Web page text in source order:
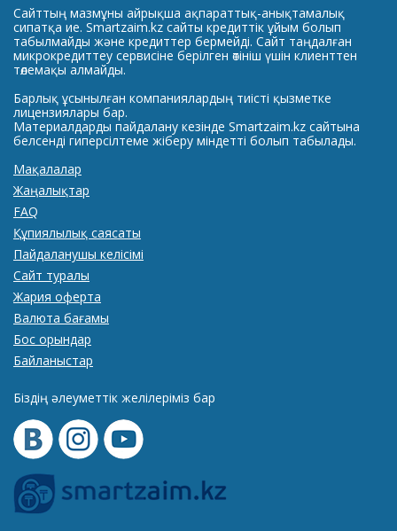
Сайттың мазмұны айрықша ақпараттық-анықтамалық
сипатқа ие. Smartzaim.kz сайты кредиттік ұйым болып
табылмайды және кредиттер бермейді. Сайт таңдалған
микрокредиттеу сервисіне берілген өтініш үшін клиенттен
төлемақы алмайды.
Барлық ұсынылған компаниялардың тиісті қызметке
лицензиялары бар.
Материалдарды пайдалану кезінде Smartzaim.kz сайтына
белсенді гиперсілтеме жіберу міндетті болып табылады.
Мақалалар
Жаңалықтар
FAQ
Құпиялылық саясаты
Пайдаланушы келісімі
Сайт туралы
Жария оферта
Валюта бағамы
Бос орындар
Байланыстар
Біздің әлеуметтік желілеріміз бар